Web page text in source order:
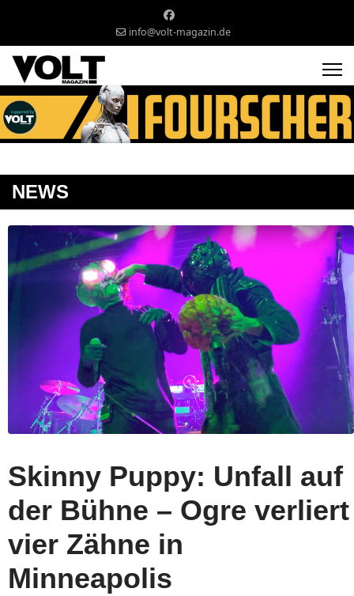
info@volt-magazin.de
NEWS
Skinny Puppy: Unfall auf
der Bühne – Ogre verliert
vier Zähne in
Minneapolis